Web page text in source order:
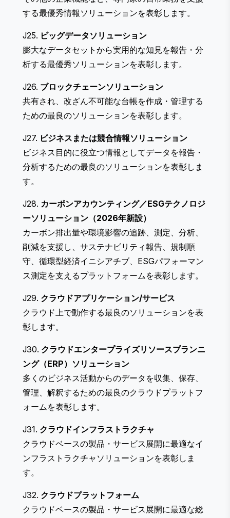
する最優秀情報ソリューションを表彰します。
J25. ビッグデータソリューション
膨大なデータセットから実用的な知見を報告・分
析する最優秀ソリューションを表彰します。
J26. ブロックチェーンソリューション
共有され、改ざん不可能な台帳を作成・管理する
ための最良のソリューションを表彰します。
J27. ビジネスまたは競合情報ソリューション
ビジネス目的に役立つ情報としてデータを報告・
分析するための最良のソリューションを表彰しま
す。
J28. カーボンアカウンティング／ESGテクノロジ
ーソリューション（2026年新設）
カーボン排出量や環境影響の追跡、測定、分析、
削減を支援し、サステナビリティ報告、規制順
守、循環型経済イニシアチブ、ESGパフォーマン
ス測定を支えるプラットフォームを表彰します。
J29. クラウドアプリケーション/サービス
クラウド上で動作する最良のソリューションを表
彰します。
J30. クラウドエンタープライズリソースプランニ
ング（ERP）ソリューション
多くのビジネス活動からのデータを収集、保存、
管理、解釈するための最良のクラウドプラットフ
ォームを表彰します。
J31. クラウドインフラストラクチャ
クラウドベースの製品・サービス展開に最適なイ
ンフラストラクチャソリューションを表彰しま
す。
J32. クラウドプラットフォーム
クラウドベースの製品・サービス展開に最適な総